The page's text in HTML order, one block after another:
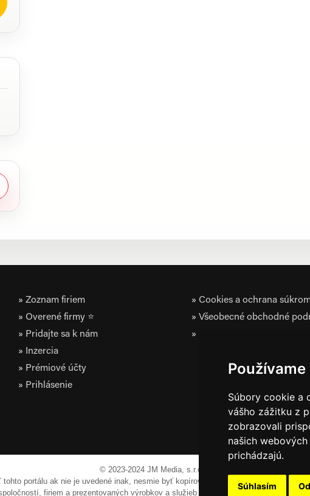
Súbory cookie a
vášho zážitku z
zobrazovali
našich
prichádzajú.
Súhlasím
Zoznam firiem
Overené firmy ⭐
Pridajte sa k nám
Inzercia
Prémiové účty
Prihlásenie
Cookies a ochrana
Všeobecné obchodné
© 2023-2024 JM Media, s.r.o.
tohto portálu ak nie je uvedené inak, nesmie byť kopírovaná, alebo prezentovaná bez
firiem a prezentovaných výrobkov a služieb môžu byť registrovanými